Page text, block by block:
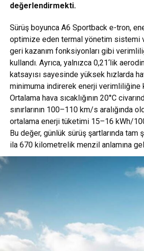
değerlendirmekti.
Sürüş boyunca A6 Sportback e-tron,
optimize eden termal yönetim sistemi
geri kazanım fonksiyonları gibi
kullandı. Ayrıca, yalnızca 0,21‘lik
katsayısı sayesinde yüksek hızlarda
minimuma indirerek enerji verimliliğine
Ortalama hava sıcaklığının 20°C
sınırlarının 100–110 km/s aralığında
ortalama enerji tüketimi 15–16 kWh/
Bu değer, günlük sürüş şartlarında tam
ila 670 kilometrelik menzil anlamına